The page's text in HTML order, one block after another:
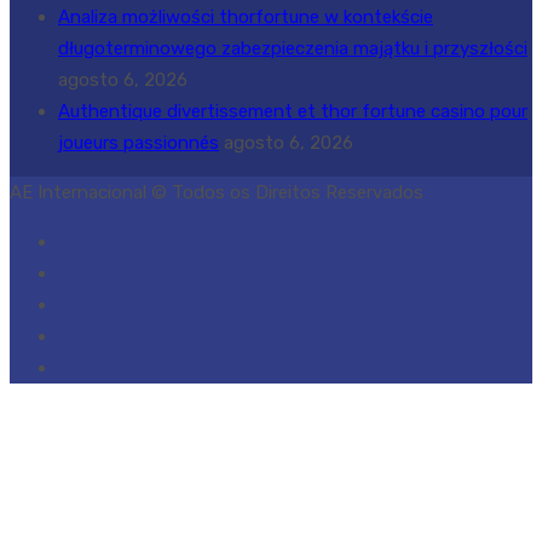
Analiza możliwości thorfortune w kontekście
długoterminowego zabezpieczenia majątku i przyszłości
agosto 6, 2026
Authentique divertissement et thor fortune casino pour
joueurs passionnés agosto 6, 2026
AE Internacional © Todos os Direitos Reservados